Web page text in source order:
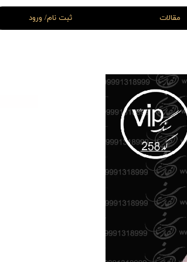
اقتصادی
قبر شهید
مقالات ثبت نام/ ورود